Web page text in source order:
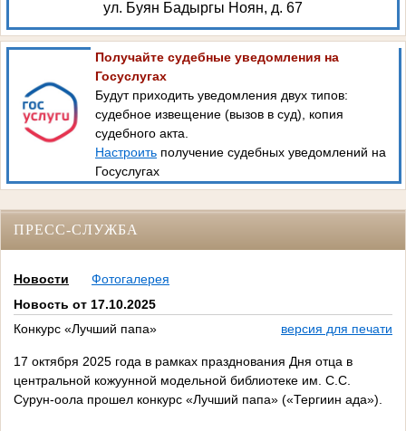
ул. Буян Бадыргы Ноян, д. 67
Получайте судебные уведомления на
Госуслугах
Будут приходить уведомления двух типов:
судебное извещение (вызов в суд), копия
судебного акта.
Настроить получение судебных уведомлений на
Госуслугах
ПРЕСС-СЛУЖБА
Новости
Фотогалерея
Новость от 17.10.2025
Конкурс «Лучший папа»
версия для печати
17 октября 2025 года в рамках празднования Дня отца в
центральной кожуунной модельной библиотеке им. С.С.
Сурун-оола прошел конкурс «Лучший папа» («Тергиин ада»).